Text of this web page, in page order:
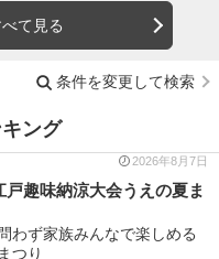
て見る
条件を変更して検索
ング
2026年8月7日
戸趣味納涼大会うえの夏ま
わず家族みんなで楽しめる
つり